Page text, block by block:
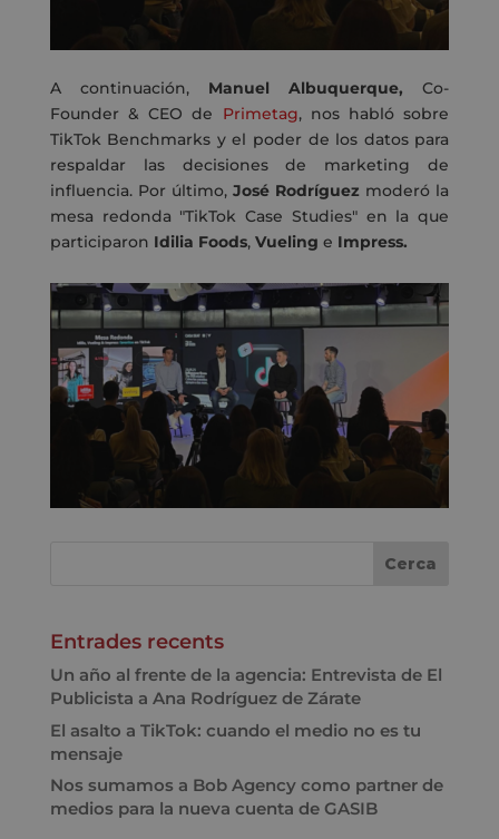
A continuación, Manuel Albuquerque,Co-
Founder & CEO de Primetag, nos habló sobre
TikTok Benchmarks y el poder de los datos para
respaldar las decisiones de marketing de
influencia. Por último,José Rodríguez moderó la
mesa redonda "TikTok Case Studies" en la que
participaron Idilia Foods, Vueling e Impress.
Entrades recents
Un año al frente de la agencia: Entrevista de El
Publicista a Ana Rodríguez de Zárate
El asalto a TikTok: cuando el medio no es tu
mensaje
Nos sumamos a Bob Agency como partner de
medios para la nueva cuenta de GASIB